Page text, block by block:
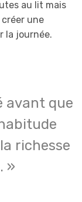
au lit mais
une
la journée.
avant que
richesse
»